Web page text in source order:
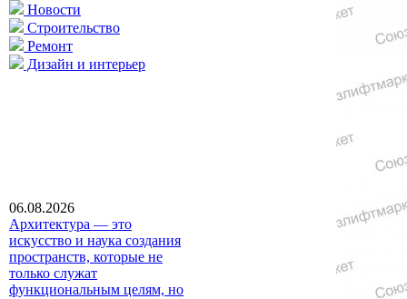
Новости
Строительство
Ремонт
Дизайн и интерьер
06.08.2026
Архитектура — это
искусство и наука создания
пространств, которые не
только служат
функциональным целям, но